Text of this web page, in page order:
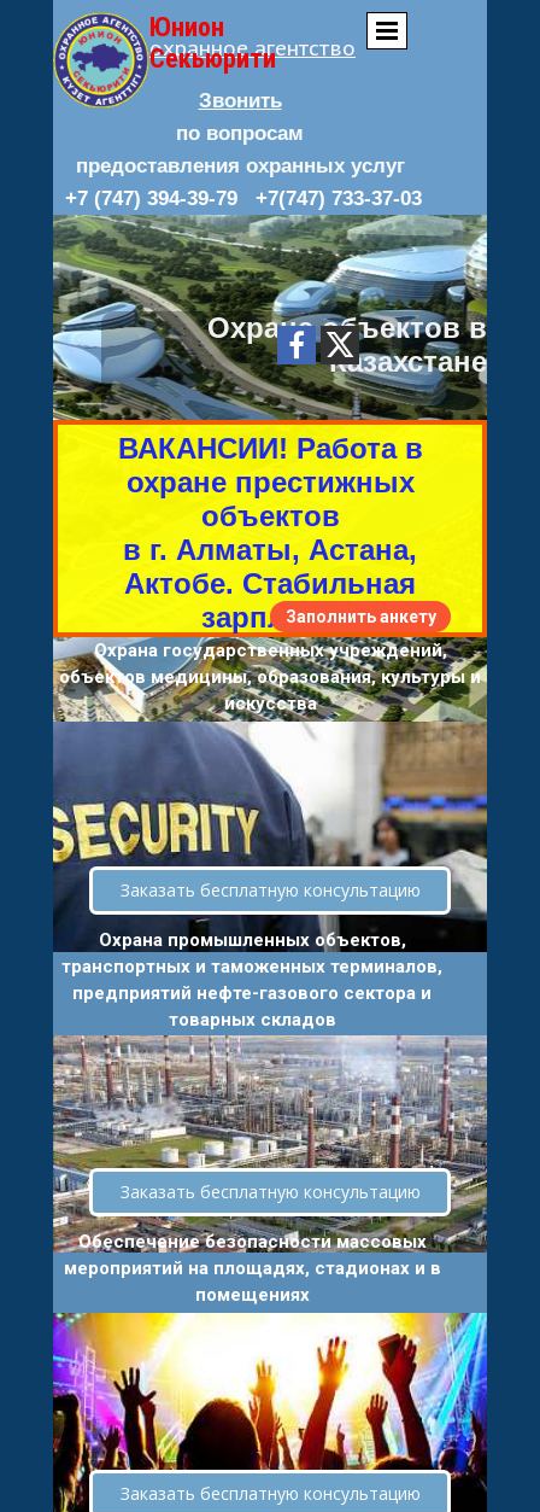
охранное агентство
Юнион
Секьюрити
Звонить
по вопросам
предоставления охранных услуг
+7 (747) 394-39-79 +7(747) 733-37-03
Охрана объектов в
Казахстане
Охрана государственных учреждений,
объектов медицины, образования, культуры и
искусства
Охрана промышленных объектов,
транспортных и таможенных терминалов,
предприятий нефте-газового сектора и
товарных складов
Заполнить анкету
ВАКАНСИИ! Работа в
охране престижных
объектов
в г. Алматы, Астана,
Актобе. Стабильная
зарплата.
Заказать бесплатную консультацию
Заказать бесплатную консультацию
Заказать бесплатную консультацию
Обеспечение безопасности массовых
мероприятий на площадях, стадионах и в
помещениях